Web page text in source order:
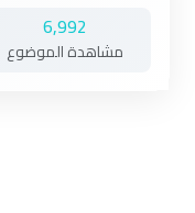
6,992
مشاهدة الموضوع